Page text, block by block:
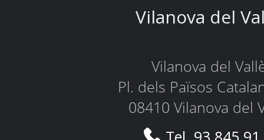
Vilanova del
Vilanova del
Pl. dels Països
08410 Vilanova del